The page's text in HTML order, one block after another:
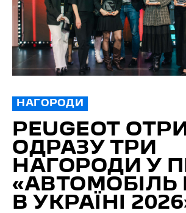
НАГОРОДИ
PEUGEOT
ОДРАЗУ ТРИ
НАГОРОДИ У
«АВТОМОБІЛЬ
В УКРАЇНІ